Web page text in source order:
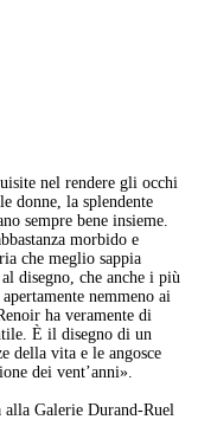
nel rendere gli occhi
donne, la splendente
sempre bene insieme.
morbido e
che meglio sappia
disegno, che anche i più
nemmeno ai
ha veramente di
È il disegno di un
della vita e le angosce
dei vent’anni».
Galerie Durand-Ruel